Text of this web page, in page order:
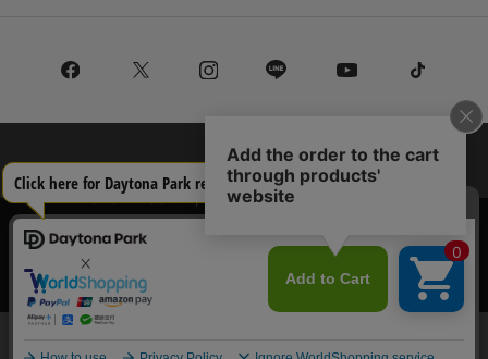
リクルート
サステナブルマークについて
プライバシーポリシー
特定商取引法・古物営業法に基づく表記
Copyright © DAYTONA INTERNATIONAL Co.,Ltd All Rights Reserved.
当サイトでは利用体験の向上およびコンテンツの最適な提供、トラフィック
の分析を目的としてCookieを使用しています。
サイトの閲覧を継続された場合、Cookieの利用に同意したことものといたし
ます。
詳細についてはプライバシーポリシー